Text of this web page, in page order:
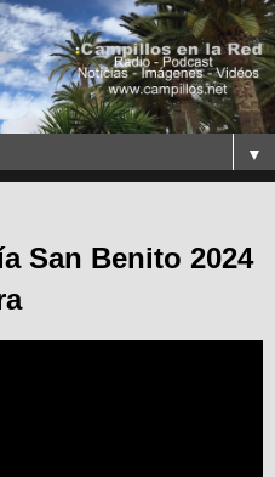
▼
San Benito 2024